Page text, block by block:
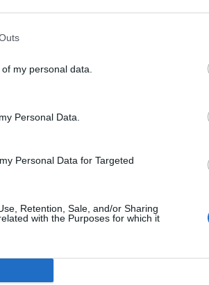
my personal data.
Personal Data.
Personal Data for Targeted
Retention, Sale, and/or Sharing
with the Purposes for which it
Letra Aqui estoy
Letra Imaginate